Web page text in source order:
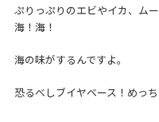
ぷりっぷりのエビやイカ、ム
海！海！
海の味がするんですよ。
恐るべしブイヤベース！めっち